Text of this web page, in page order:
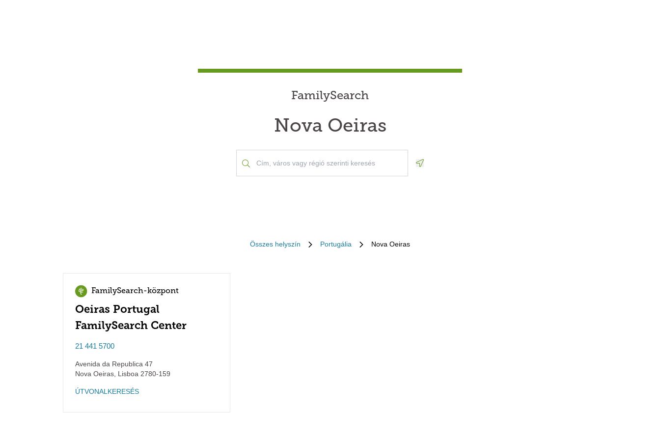
FamilySearch
Nova Oeiras
Összes helyszín Portugália Nova Oeiras
FamilySearch-központ
Oeiras Portugal
FamilySearch Center
21 441 5700
Avenida da Republica 47
Nova Oeiras Lisboa 2780-159
ÚTVONALKERESÉS